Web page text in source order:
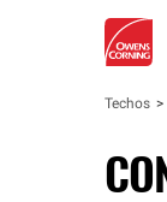
Techos